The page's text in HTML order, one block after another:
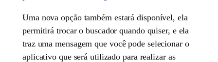
Uma nova opção também estará disponível, ela
permitirá trocar o buscador quando quiser, e ela
traz uma mensagem que você pode selecionar o
aplicativo que será utilizado para realizar as